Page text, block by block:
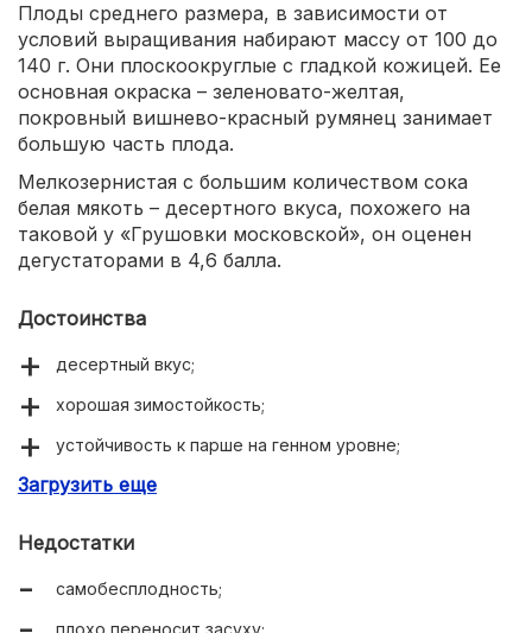
Плоды среднего размера, в зависимости от
условий выращивания набирают массу от 100 до
140 г. Они плоскоокруглые с гладкой кожицей. Ее
основная окраска – зеленовато-желтая,
покровный вишнево-красный румянец занимает
большую часть плода.
Мелкозернистая с большим количеством сока
белая мякоть – десертного вкуса, похожего на
таковой у «Грушовки московской», он оценен
дегустаторами в 4,6 балла.
Достоинства
десертный вкус;
хорошая зимостойкость;
устойчивость к парше на генном уровне;
высокая урожайность;
Загрузить еще
Недостатки
самобесплодность;
плохо переносит засуху;